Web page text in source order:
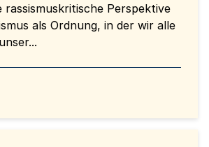
rassismuskritische Perspektive
als Ordnung, in der wir alle